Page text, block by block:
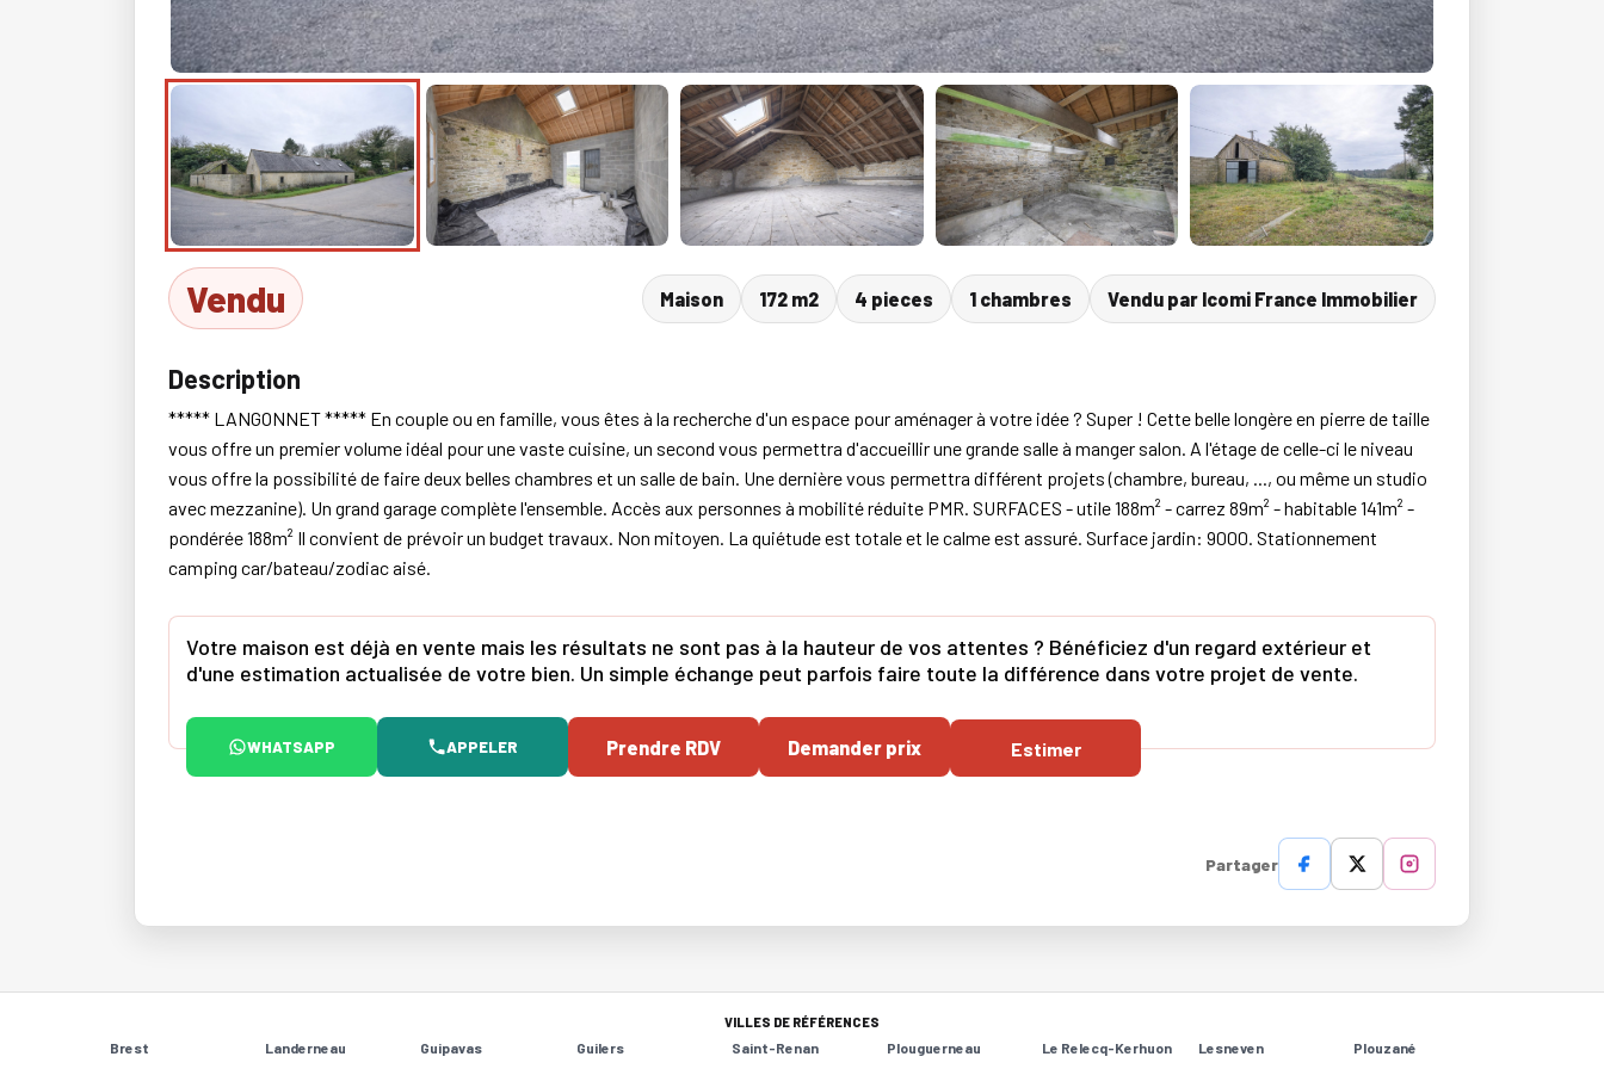
Vendu Maison 172 m2 4 pieces 1 chambres Vendu par Icomi France Immobilier
Description
***** LANGONNET ***** En couple ou en famille, vous êtes à la recherche d'un espace pour aménager à votre idée ? Super ! Cette belle longère en pierre de taille
vous offre un premier volume idéal pour une vaste cuisine, un second vous permettra d'accueillir une grande salle à manger salon. A l'étage de celle-ci le niveau
vous offre la possibilité de faire deux belles chambres et un salle de bain. Une dernière vous permettra différent projets (chambre, bureau, ..., ou même un studio
avec mezzanine). Un grand garage complète l'ensemble. Accès aux personnes à mobilité réduite PMR. SURFACES - utile 188m² - carrez 89m² - habitable 141m² -
pondérée 188m² Il convient de prévoir un budget travaux. Non mitoyen. La quiétude est totale et le calme est assuré. Surface jardin: 9000. Stationnement
camping car/bateau/zodiac aisé.
Votre maison est déjà en vente mais les résultats ne sont pas à la hauteur de vos attentes ? Bénéficiez d'un regard extérieur et
d'une estimation actualisée de votre bien. Un simple échange peut parfois faire toute la différence dans votre projet de vente.
WHATSAPP APPELER Prendre RDV Demander prix Estimer
Partager
VILLES DE RÉFÉRENCES
Brest Landerneau Guipavas Guilers Saint-Renan Plouguerneau Le Relecq-Kerhuon Lesneven
Plouzané